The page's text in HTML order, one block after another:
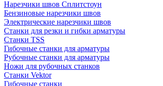
Нарезчики швов Сплитстоун
Бензиновые нарезчики швов
Электрические нарезчики швов
Станки для резки и гибки арматуры
Станки TSS
Гибочные станки для арматуры
Рубочные станки для арматуры
Ножи для рубочных станков
Станки Vektor
Гибочные станки